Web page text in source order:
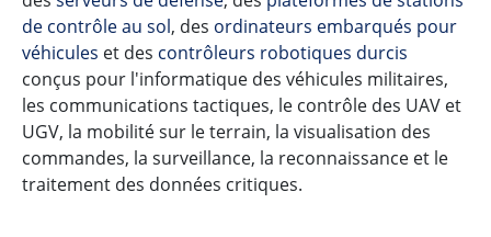
de contrôle au sol, des ordinateurs embarqués pour
véhicules et des contrôleurs robotiques durcis
conçus pour l'informatique des véhicules militaires,
les communications tactiques, le contrôle des UAV et
UGV, la mobilité sur le terrain, la visualisation des
commandes, la surveillance, la reconnaissance et le
traitement des données critiques.